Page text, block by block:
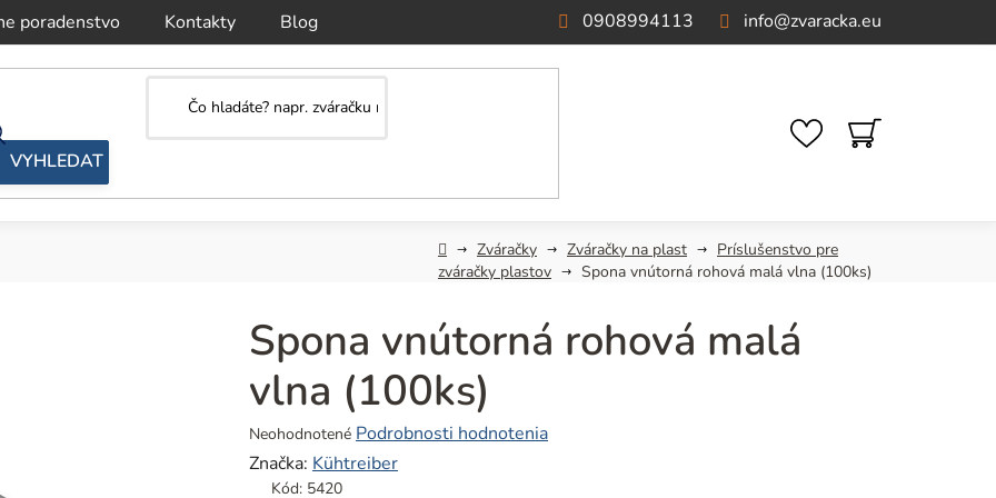
poradenstvo Kontakty Blog info@zvaracka.eu
0908994113
NÁKUPNÝ
KOŠÍK
DomovZváračky Zváračky na plast
Príslušenstvo pre
zváračky plastov
Spona vnútorná rohová malá vlna (100ks)
Spona vnútorná rohová malá
vlna (100ks)
Priemerné
hodnotenie
produktu
Neohodnotené Podrobnosti hodnotenia
Značka: Kühtreiber
Kód: 5420